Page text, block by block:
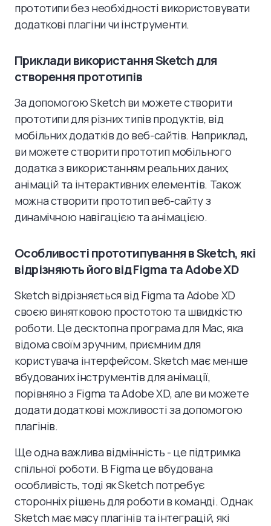
прототипи без необхідності використовувати
додаткові плагіни чи інструменти.
Приклади використання Sketch для
створення прототипів
За допомогою Sketch ви можете створити
прототипи для різних типів продуктів, від
мобільних додатків до веб-сайтів. Наприклад,
ви можете створити прототип мобільного
додатка з використанням реальних даних,
анімацій та інтерактивних елементів. Також
можна створити прототип веб-сайту з
динамічною навігацією та анімацією.
Особливості прототипування в Sketch, які
відрізняють його від Figma та Adobe XD
Sketch відрізняється від Figma та Adobe XD
своєю винятковою простотою та швидкістю
роботи. Це десктопна програма для Mac, яка
відома своїм зручним, приємним для
користувача інтерфейсом. Sketch має менше
вбудованих інструментів для анімації,
порівняно з Figma та Adobe XD, але ви можете
додати додаткові можливості за допомогою
плагінів.
Ще одна важлива відмінність - це підтримка
спільної роботи. В Figma це вбудована
особливість, тоді як Sketch потребує
сторонніх рішень для роботи в команді. Однак
Sketch має масу плагінів та інтеграцій, які